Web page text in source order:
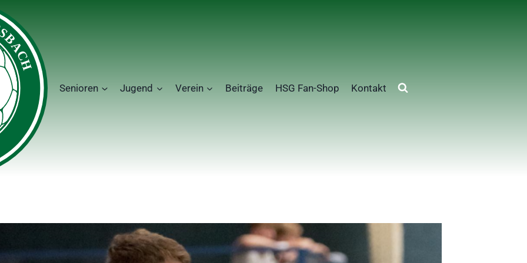
Senioren Jugend Verein Beiträge HSG Fan-Shop Kontakt